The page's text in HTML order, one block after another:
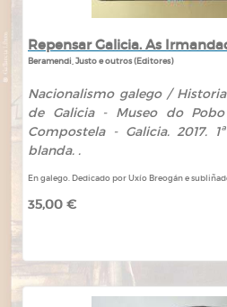
Repensar Galicia. As
Beramendi, Justo e outros (Editores)
Nacionalismo galego /
de Galicia - Museo do
Compostela - Galicia. 2017.
blanda. .
En galego. Dedicado por Uxío Breogán e
35,00 €